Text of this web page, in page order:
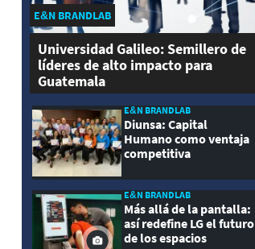
E&N BRANDLAB
Universidad Galileo: Semillero de
líderes de alto impacto para
Guatemala
E&N BRANDLAB
Diunsa: Capital
Humano como ventaja
competitiva
E&N BRANDLAB
Más allá de la pantalla:
así redefine LG el futuro
de los espacios